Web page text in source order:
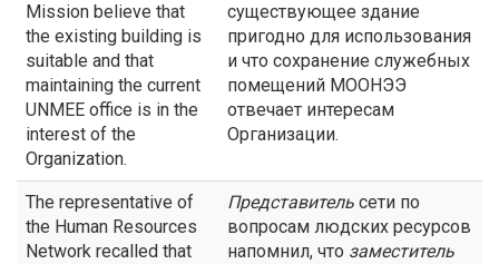
Mission believe that
the existing building is
suitable and that
maintaining the current
UNMEE office is in the
interest of the
Organization.
существующее здание
пригодно для использования
и что сохранение служебных
помещений МООНЭЭ
отвечает интересам
Организации.
The representative of
the Human Resources
Network recalled that
Представитель сети по
вопросам людских ресурсов
напомнил, что заместитель